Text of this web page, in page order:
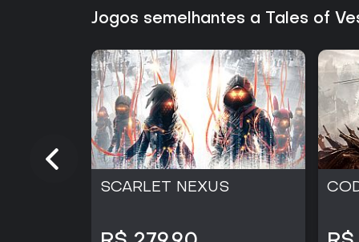
Jogos semelhantes a Tales of
SCARLET NEXUS